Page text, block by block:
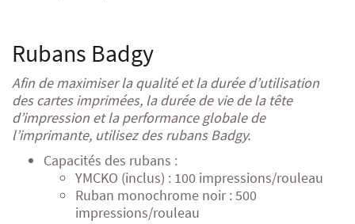
Rubans Badgy
Afin de maximiser la qualité et la durée d’utilisation
des cartes imprimées, la durée de vie de la tête
d’impression et la performance globale de
l’imprimante, utilisez des rubans Badgy.
Capacités des rubans :
YMCKO (inclus) : 100 impressions/rouleau
Ruban monochrome noir : 500
impressions/rouleau